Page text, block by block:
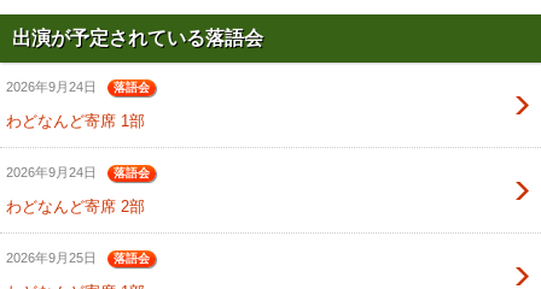
出演が予定されている落語会
2026年9月24日 落語会
わどなんど寄席 1部
2026年9月24日 落語会
わどなんど寄席 2部
2026年9月25日 落語会